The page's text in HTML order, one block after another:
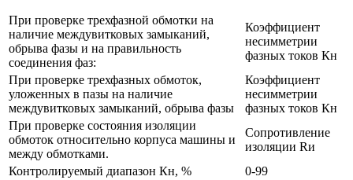
При проверке трехфазной обмотки на
наличие междувитковых замыканий,
обрыва фазы и на правильность
соединения фаз:
Коэффициент
несимметрии
фазных токов Кн
При проверке трехфазных обмоток,
уложенных в пазы на наличие
междувитковых замыканий, обрыва фазы
Коэффициент
несимметрии
фазных токов Кн
При проверке состояния изоляции
обмоток относительно корпуса машины и
между обмотками.
Сопротивление
изоляции Rи
Контролируемый диапазон Кн, %
0-99